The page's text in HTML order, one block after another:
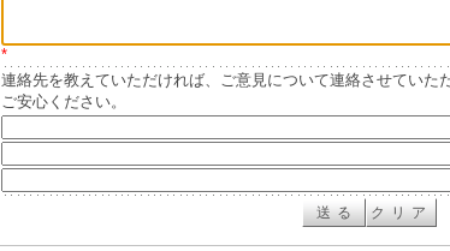
*
連絡先を教えていただければ、ご意見について連絡させていた
ご安心ください。